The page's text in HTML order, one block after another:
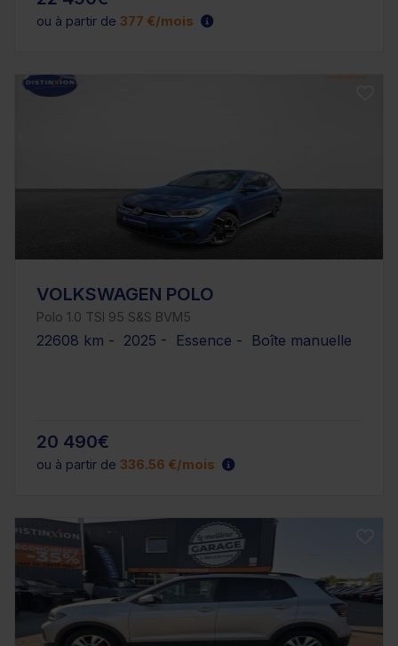
ou à partir de 377 €/mois
VOLKSWAGEN POLO
Polo 1.0 TSI 95 S&S BVM5
22608 km - 2025 - Essence - Boîte manuelle
20 490€
ou à partir de 336.56 €/mois